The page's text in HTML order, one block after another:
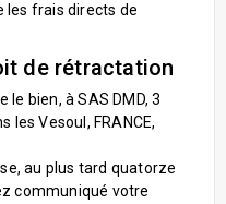
les frais directs de
de rétractation
bien, à SAS DMD, 3
les Vesoul, FRANCE,
au plus tard quatorze
communiqué votre